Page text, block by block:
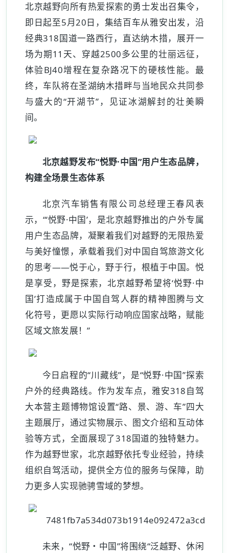
北京越野向所有热爱探索的勇士发出召集令，
即日起至5月20日，集结百车从雅安出发，沿
经典318国道一路西行，直达纳木措，展开一
场为期11天、穿越2500多公里的壮丽远征，
体验BJ40增程在复杂路况下的硬核性能。最
终，车队将在圣湖纳木措畔与当地民众共同参
与盛大的“开湖节”，见证冰湖解封的壮美瞬
间。
北京越野发布“悦野·中国”用户生态品牌，
构建全场景生态体系
北京汽车销售有限公司总经理王春风表
示，“‘悦野·中国’，是北京越野推出的户外专属
用户生态品牌，凝聚着我们对越野的无限热爱
与美好憧憬，承载着我们对中国自驾旅游文化
的思考——悦于心，野于行，根植于中国。悦
是享受，野是探索，北京越野希望将‘悦野·中
国’打造成属于中国自驾人群的精神图腾与文
化符号，更愿以实际行动响应国家战略，赋能
区域文旅发展！”
今日启程的“川藏线”，是“悦野·中国”探索
户外的经典路线。作为发车点，雅安318自驾
大本营主题博物馆设置“路、景、游、车”四大
主题展厅，通过实物展示、图文介绍和互动体
验等方式，全面展现了318国道的独特魅力。
作为越野世家，北京越野依托专业经验，持续
组织自驾活动，提供全方位的服务与保障，助
力更多人实现驰骋雪域的梦想。
未来，“悦野・中国”将围绕“泛越野、休闲